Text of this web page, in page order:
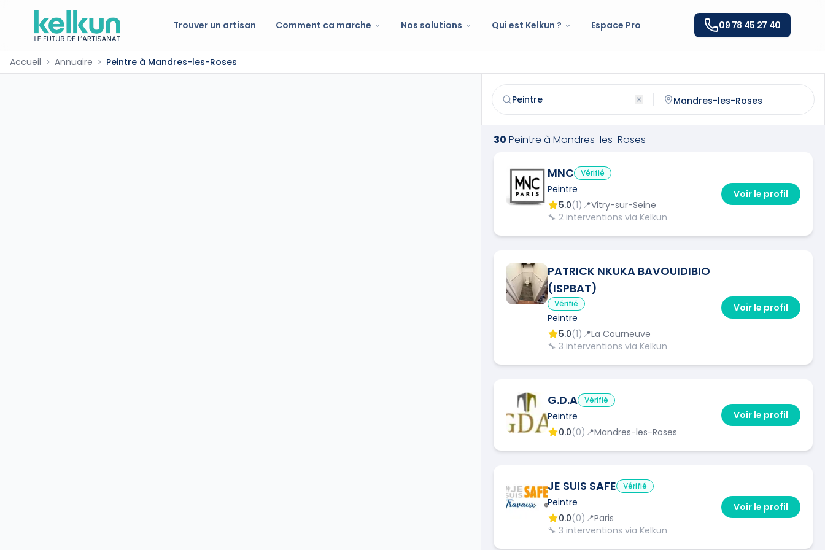
Trouver un artisan Comment ca marche Nos solutions Qui est Kelkun ? Espace Pro 09 78 45 27 40
Accueil Annuaire Peintre à Mandres-les-Roses
Trouvez et contactez un
peintrequalifié à Mandres-les-Roses
30 Peintre à Mandres-les-Roses
MNC Vérifié
Peintre
5.0(1) 📍Vitry-sur-Seine
🔧 2 interventions via Kelkun
Voir le profil
PATRICK NKUKA BAVOUIDIBIO
(ISPBAT)
Vérifié
Peintre
5.0(1) 📍La Courneuve
🔧 3 interventions via Kelkun
Voir le profil
G.D.A Vérifié
Peintre
0.0(0) 📍Mandres-les-Roses
Voir le profil
JE SUIS SAFE Vérifié
Peintre
0.0(0) 📍Paris
🔧 3 interventions via Kelkun
Voir le profil